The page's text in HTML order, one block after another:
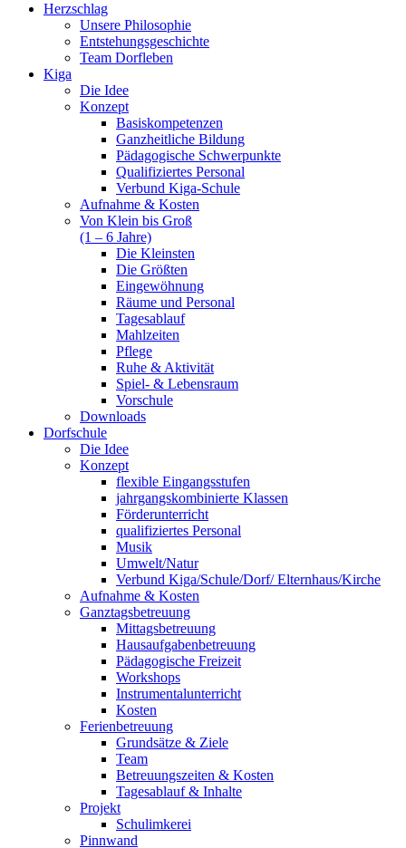
Herzschlag
Unsere Philosophie
Entstehungsgeschichte
Team Dorfleben
Kiga
Die Idee
Konzept
Basiskompetenzen
Ganzheitliche Bildung
Pädagogische Schwerpunkte
Qualifiziertes Personal
Verbund Kiga-Schule
Aufnahme & Kosten
Von Klein bis Groß
(1 – 6 Jahre)
Die Kleinsten
Die Größten
Eingewöhnung
Räume und Personal
Tagesablauf
Mahlzeiten
Pflege
Ruhe & Aktivität
Spiel- & Lebensraum
Vorschule
Downloads
Dorfschule
Die Idee
Konzept
flexible Eingangsstufen
jahrgangskombinierte Klassen
Förderunterricht
qualifiziertes Personal
Musik
Umwelt/Natur
Verbund Kiga/Schule/Dorf/ Elternhaus/Kirche
Aufnahme & Kosten
Ganztagsbetreuung
Mittagsbetreuung
Hausaufgabenbetreuung
Pädagogische Freizeit
Workshops
Instrumentalunterricht
Kosten
Ferienbetreuung
Grundsätze & Ziele
Team
Betreuungszeiten & Kosten
Tagesablauf & Inhalte
Projekt
Schulimkerei
Pinnwand